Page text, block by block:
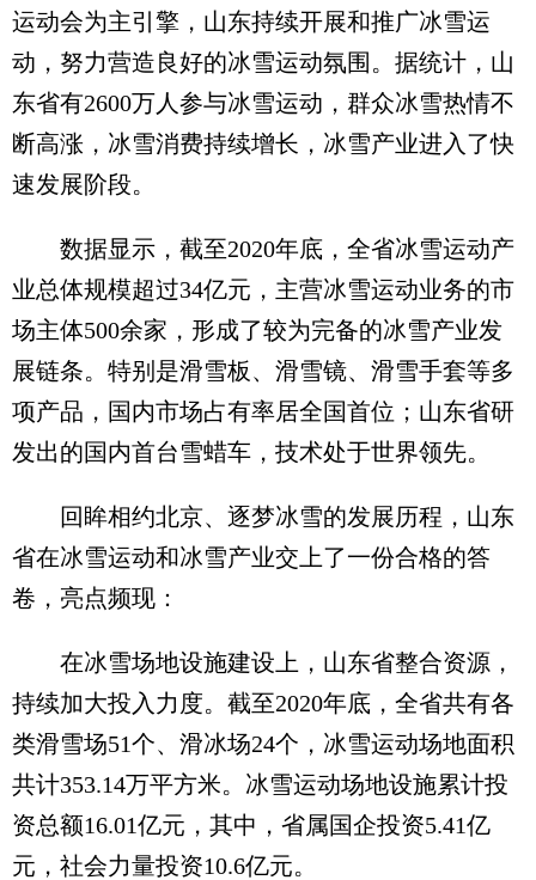
运动会为主引擎，山东持续开展和推广冰雪运
动，努力营造良好的冰雪运动氛围。据统计，山
东省有2600万人参与冰雪运动，群众冰雪热情不
断高涨，冰雪消费持续增长，冰雪产业进入了快
速发展阶段。
数据显示，截至2020年底，全省冰雪运动产
业总体规模超过34亿元，主营冰雪运动业务的市
场主体500余家，形成了较为完备的冰雪产业发
展链条。特别是滑雪板、滑雪镜、滑雪手套等多
项产品，国内市场占有率居全国首位；山东省研
发出的国内首台雪蜡车，技术处于世界领先。
回眸相约北京、逐梦冰雪的发展历程，山东
省在冰雪运动和冰雪产业交上了一份合格的答
卷，亮点频现：
在冰雪场地设施建设上，山东省整合资源，
持续加大投入力度。截至2020年底，全省共有各
类滑雪场51个、滑冰场24个，冰雪运动场地面积
共计353.14万平方米。冰雪运动场地设施累计投
资总额16.01亿元，其中，省属国企投资5.41亿
元，社会力量投资10.6亿元。